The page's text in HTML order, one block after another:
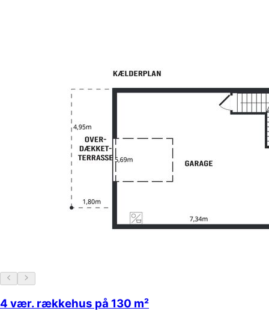
4 vær. rækkehus på 130 m²